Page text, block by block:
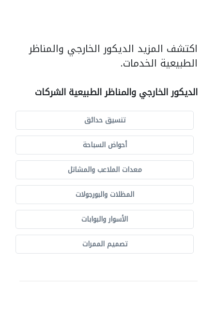
اكتشف المزيد الديكور الخارجي والمناظر
الطبيعية الخدمات.
الديكور الخارجي والمناظر الطبيعية الشركات
تنسيق حدائق
أحواض السباحة
معدات الملاعب والمشاتل
المظلات والبورجولات
الأسوار والبوابات
تصميم الممرات